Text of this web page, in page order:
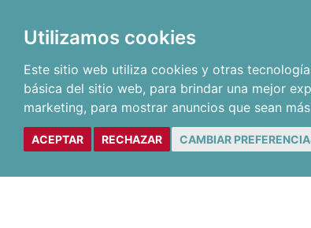
Utilizamos cookies
Este sitio web utiliza cookies y otras
básica del sitio web, para brindar una mejor
marketing, para mostrar anuncios que sean
ACEPTAR RECHAZAR CAMBIAR